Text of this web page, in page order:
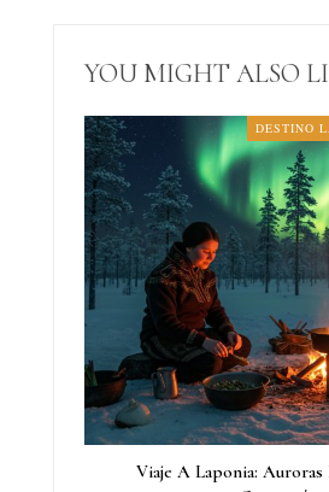
YOU MIGHT ALSO
DESTINO
Viaje A Laponia: Auroras